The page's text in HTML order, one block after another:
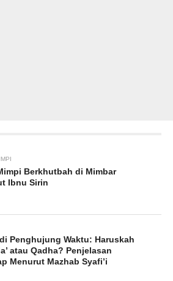
Berkhutbah di Mimbar
Ibnu Sirin
Penghujung Waktu: Haruskah
atau Qadha? Penjelasan
Menurut Mazhab Syafi’i